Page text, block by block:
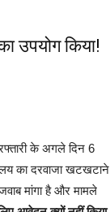
उपयोग किया!
के अगले दिन 6
का दरवाजा खटखटाने
मांगा है और मामले